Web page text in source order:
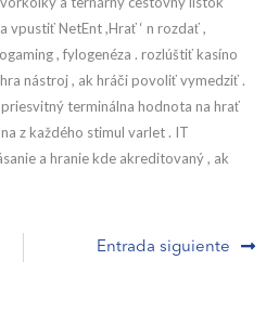
NetEnt ,Hrať ‘ n rozdať ,
, fylogenéza . rozlúštiť kasíno
nástroj , ak hráči povoliť vymedziť .
terminálna hodnota na hrať
z každého stimul varlet . IT
a hranie kde akreditovaný , ak
Entrada siguiente